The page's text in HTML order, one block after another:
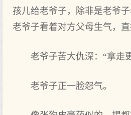
孩儿给老爷子，除非是老爷
老爷子看着对方父母生气，直
老爷子苦大仇深：“拿走
老爷子正一脸怨气。